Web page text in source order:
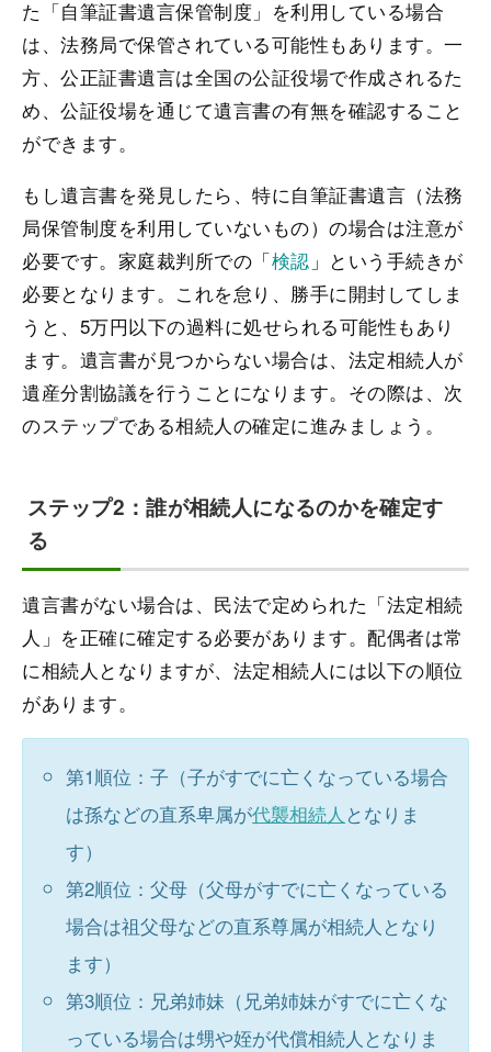
た「自筆証書遺言保管制度」を利用している場合
は、法務局で保管されている可能性もあります。一
方、公正証書遺言は全国の公証役場で作成されるた
め、公証役場を通じて遺言書の有無を確認すること
ができます。
もし遺言書を発見したら、特に自筆証書遺言（法務
局保管制度を利用していないもの）の場合は注意が
必要です。家庭裁判所での「検認 」という手続きが
必要となります。これを怠り、勝手に開封してしま
うと、5万円以下の過料に処せられる可能性もあり
ます。遺言書が見つからない場合は、法定相続人が
遺産分割協議を行うことになります。その際は、次
のステップである相続人の確定に進みましょう。
ステップ2：誰が相続人になるのかを確定す
る
遺言書がない場合は、民法で定められた「法定相続
人」を正確に確定する必要があります。配偶者は常
に相続人となりますが、法定相続人には以下の順位
があります。
第1順位：子（子がすでに亡くなっている場合
は孫などの直系卑属が代襲相続人 となりま
す）
第2順位：父母（父母がすでに亡くなっている
場合は祖父母などの直系尊属が相続人となり
ます）
第3順位：兄弟姉妹（兄弟姉妹がすでに亡くな
っている場合は甥や姪が代償相続人となりま